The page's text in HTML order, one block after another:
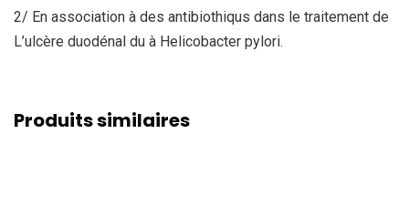
2/ En association à des antibiothiqus dans le traitement de
L’ulcère duodénal du à Helicobacter pylori.
Produits similaires